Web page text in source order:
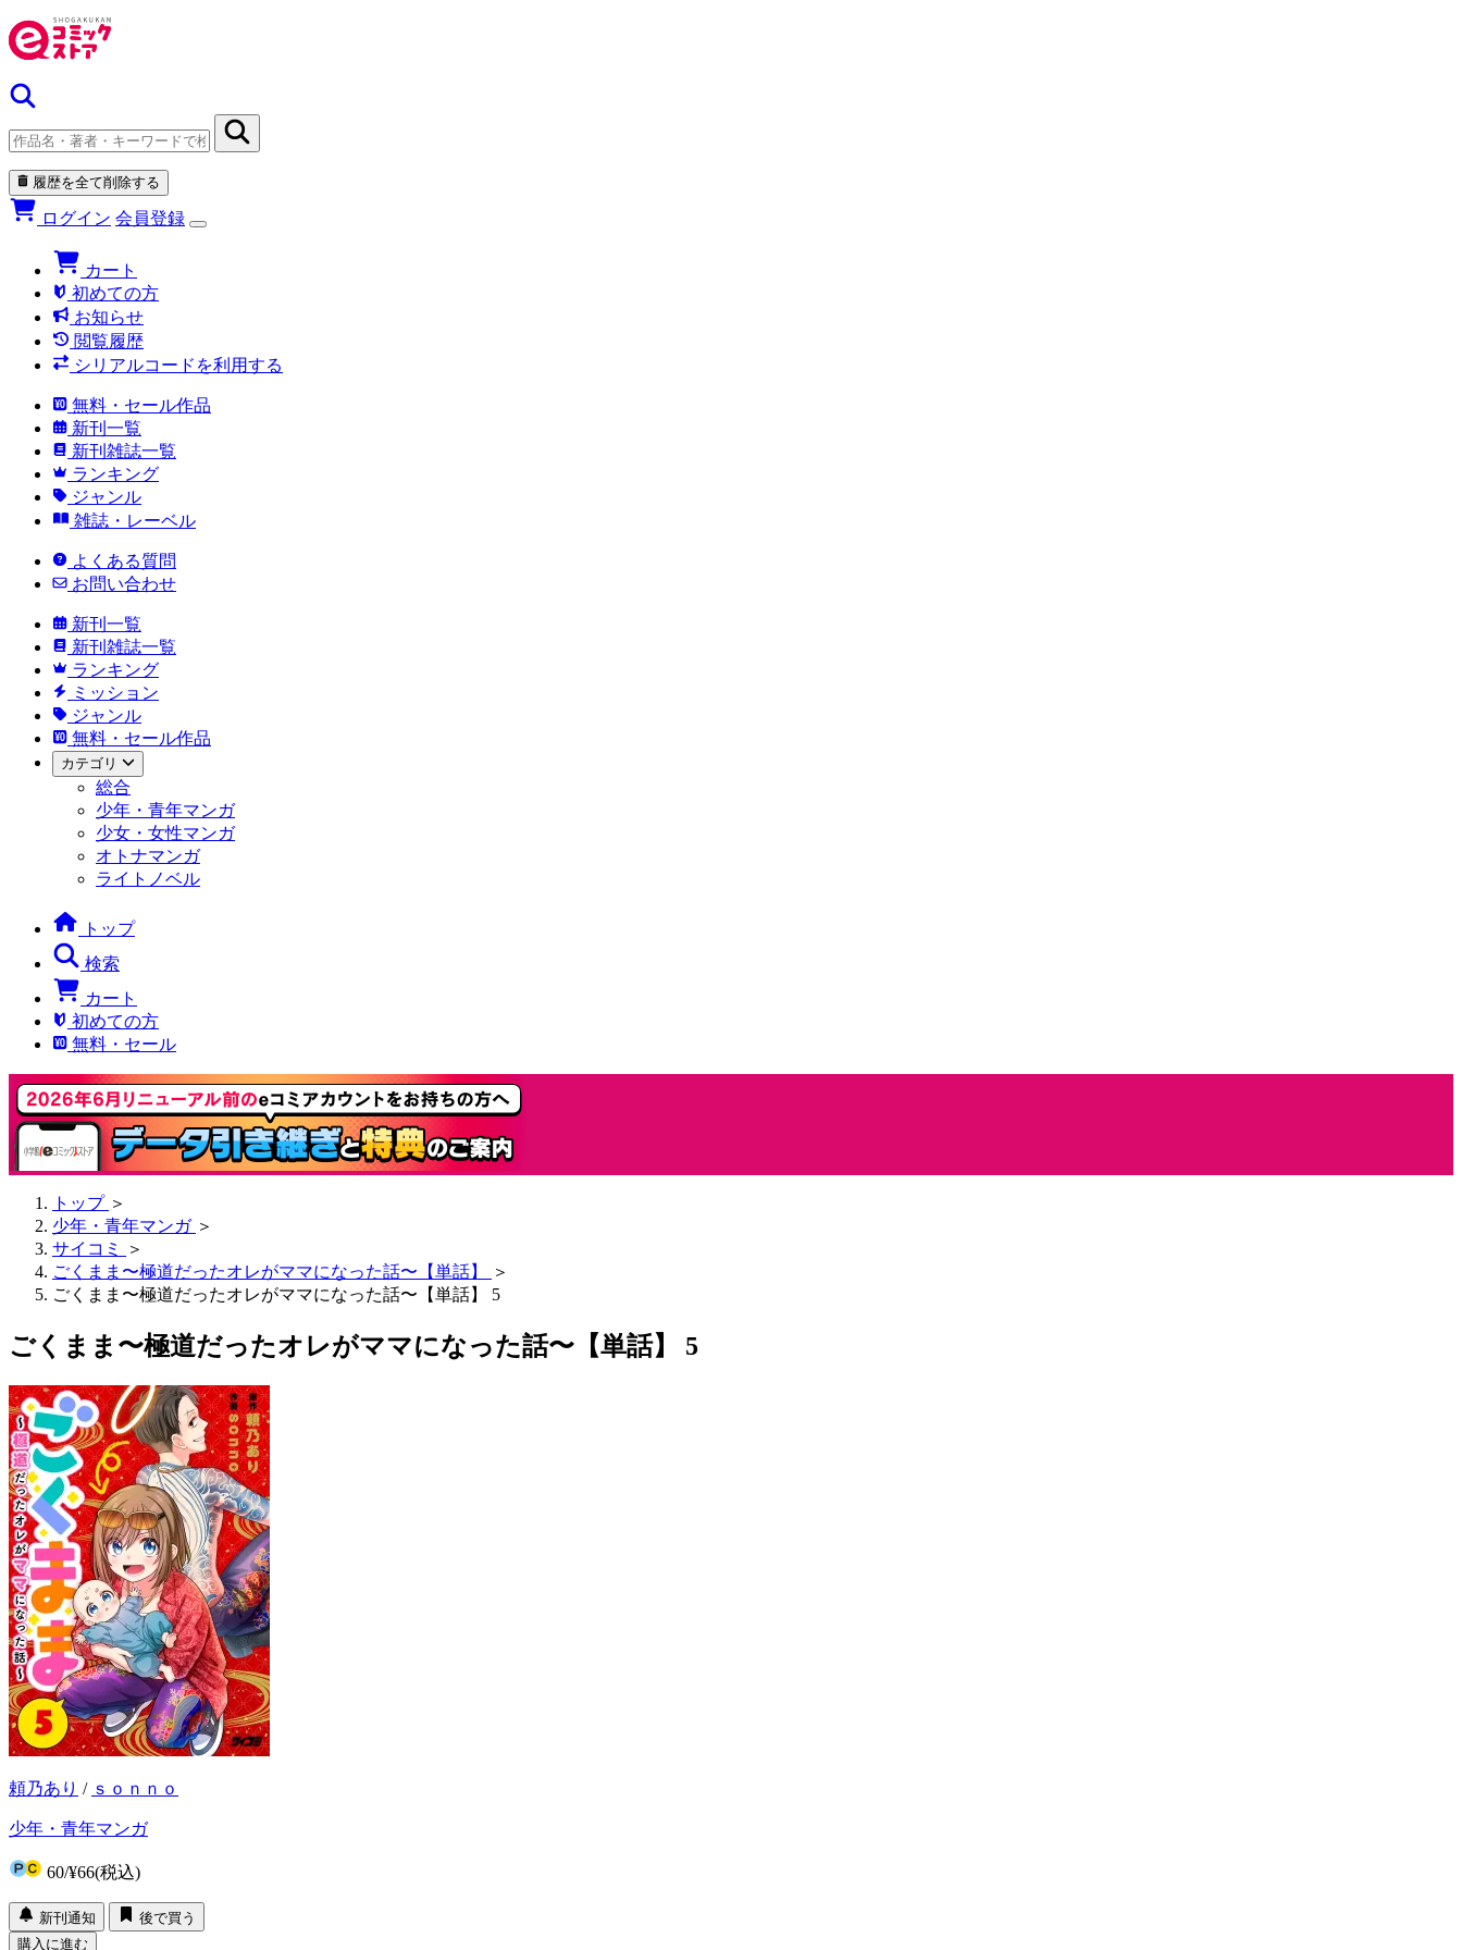
履歴を全て削除する
ログイン 会員登録
カート
初めての方
お知らせ
閲覧履歴
シリアルコードを利用する
無料・セール作品
新刊一覧
新刊雑誌一覧
ランキング
ジャンル
雑誌・レーベル
よくある質問
お問い合わせ
新刊一覧
新刊雑誌一覧
ランキング
ミッション
ジャンル
無料・セール作品
カテゴリ
総合
少年・青年マンガ
少女・女性マンガ
オトナマンガ
ライトノベル
トップ
検索
カート
初めての方
無料・セール
トップ ＞
少年・青年マンガ ＞
サイコミ
＞
ごくまま〜極道だったオレがママになった話〜【単話】
＞
ごくまま〜極道だったオレがママになった話〜【単話】 5
ごくまま〜極道だったオレがママになった話〜【単話】 5
頼乃あり / ｓｏｎｎｏ
少年・青年マンガ
60/¥66(税込)
新刊通知
後で買う
購入に進む